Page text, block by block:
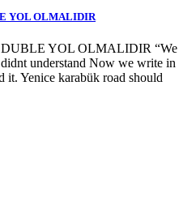
YOL OLMALIDIR
YOL OLMALIDIR “We
understand Now we write in
it. Yenice karabük road should